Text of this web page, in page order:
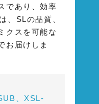
であり、効率
、SLの品質、
クスを可能な
お届けしま
、XSL-